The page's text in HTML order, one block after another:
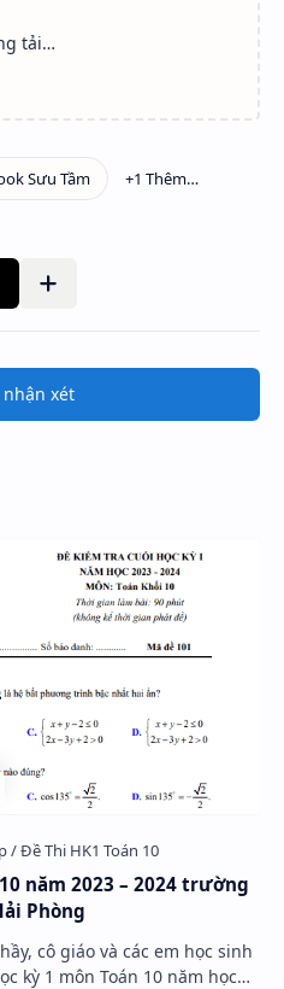
xét
năm 2023 – 2024 trường
Phòng
cô giáo và các em học sinh
kỳ 1 môn Toán 10 năm học